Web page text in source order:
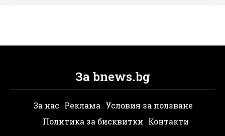
За bnews.bg
За нас Реклама Условия за ползване
Политика за бисквитки Контакти